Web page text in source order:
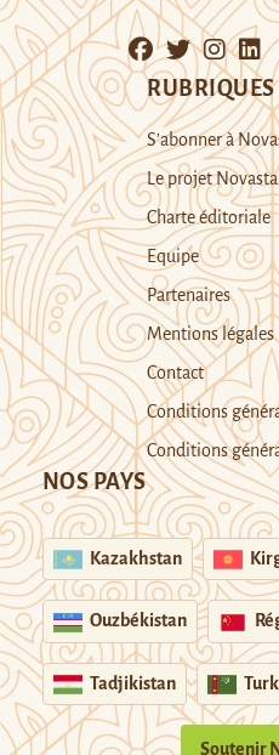
RUBRIQUES
S’abonner à
Le projet
Charte éditoriale
Equipe
Partenaires
Mentions légales
Contact
Conditions
Conditions
NOS PAYS
Kazakhstan
Ouzbékistan
Tadjikistan
Soutenir